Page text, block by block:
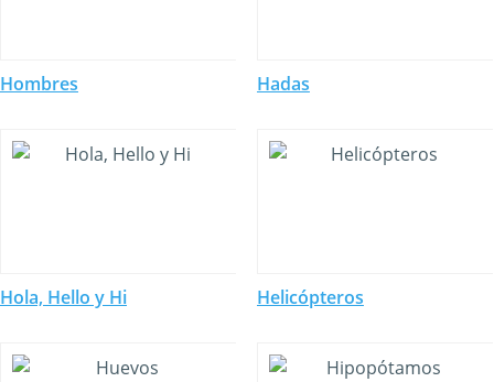
Hombres Hadas
Hola, Hello y Hi Helicópteros